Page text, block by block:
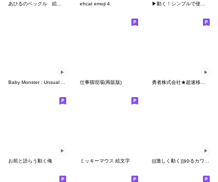
ehcat emoji 4 ▶︎動く！シンプルで使いやすい日常絵文字
仕事猫現場(再販版) 勇者株式会社★超速移動-合体技
お前と語らう動く俺 ミッキーマウス 絵文字 (((激しく動く)))ゆるカワスヌーピー絵文字